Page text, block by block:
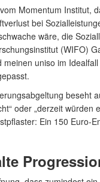
Momentum Institut,
bei
wäre, die
(WIFO)
uniso im
beseht
oder „derzeit würden
Ein 150 Euro-